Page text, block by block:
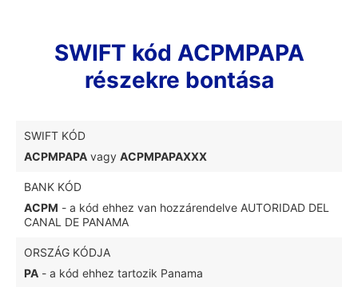
SWIFT kód ACPMPAPA
részekre bontása
SWIFT KÓD
ACPMPAPA vagy ACPMPAPAXXX
BANK KÓD
ACPM - a kód ehhez van hozzárendelve AUTORIDAD DEL
CANAL DE PANAMA
ORSZÁG KÓDJA
PA - a kód ehhez tartozik Panama